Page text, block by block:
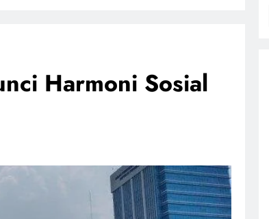
Harmoni Sosial